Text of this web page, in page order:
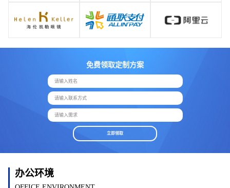
免费领取定制方案
请输入姓名
请输入联系方式
请输入需求
立即领取
办公环境